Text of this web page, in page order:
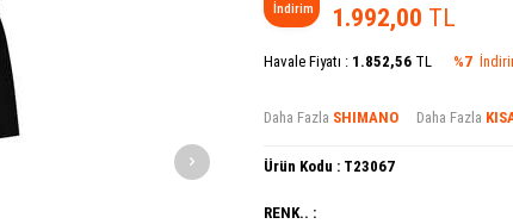
İndirim
1.992,00 TL
Havale Fiyatı : 1.852,56 TL %7
Daha Fazla SHIMANO Daha Fazla
Ürün Kodu : T23067
RENK.. :